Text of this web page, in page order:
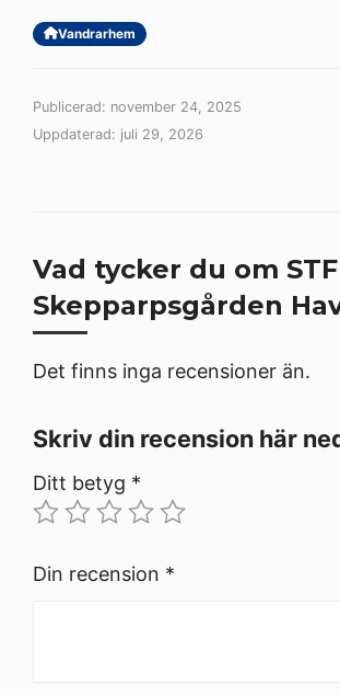
Vandrarhem
Publicerad: november 24, 2025
Uppdaterad: juli 29, 2026
Vad tycker du om STF
Skepparpsgården
Det finns inga recensioner än.
Skriv din recension här
Ditt betyg *
Din recension *